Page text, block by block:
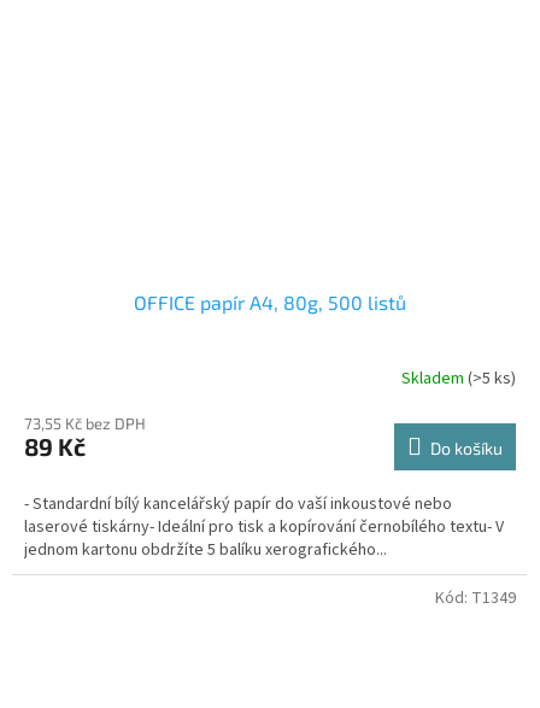
OFFICE papír A4, 80g, 500 listů
Skladem (>5 ks)
73,55 Kč bez DPH
89 Kč Do košíku
- Standardní bílý kancelářský papír do vaší inkoustové nebo
laserové tiskárny- Ideální pro tisk a kopírování černobílého textu- V
jednom kartonu obdržíte 5 balíku xerografického...
Kód: T1349